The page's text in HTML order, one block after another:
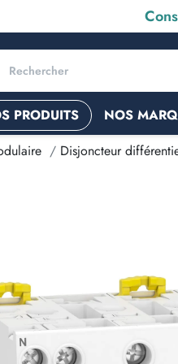
PRODUITS NOS
Disjoncteur